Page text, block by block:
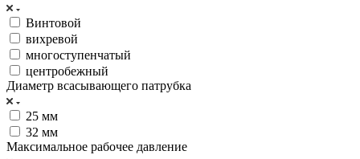
Винтовой
вихревой
многоступенчатый
центробежный
Диаметр всасывающего патрубка
25 мм
32 мм
Максимальное рабочее давление